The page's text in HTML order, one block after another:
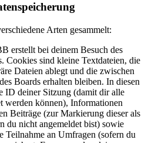
Arten gesammelt:
erstellt bei deinem Besuch des
Cookies sind kleine Textdateien, die
Dateien ablegt und die zwischen
Boards erhalten bleiben. In diesen
ID deiner Sitzung (damit dir alle
werden können), Informationen
Beiträge (zur Markierung dieser als
du nicht angemeldet bist) sowie
Teilnahme an Umfragen (sofern du